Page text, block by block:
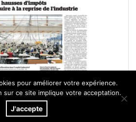
& industrie
pour améliorer votre expérience.
sur ce site implique votre acceptation.
J'accepte